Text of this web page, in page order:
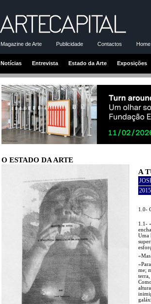
Magazine de Arte Publicidade Contactos Home
Notícias Entrevista Estado da Arte Exposições
O ESTADO DA ARTE
A
1.0-
1.1-
Uma
me;
terra,